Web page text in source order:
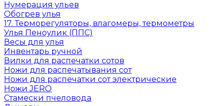
Нумерация ульев
Обогрев улья
17. Терморегуляторы, влагомеры, термометры
Улья Пеноулик (ППС)
Весы для улья
Инвентарь ручной
Вилки для распечатки сотов
Ножи для распечатывания сот
Ножи для распечатки сот электрические
Ножи JERO
Стамески пчеловода